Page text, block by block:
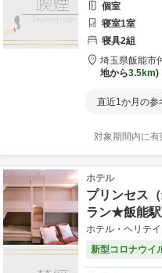
個室
寝室1室
寝具2組
埼玉県飯能市
地から3.5km
直近1か月の参
対象期間内に有
ホテル
プリンセス
ラン★飯能
ホテル・ヘリテ
新型コロナウイ